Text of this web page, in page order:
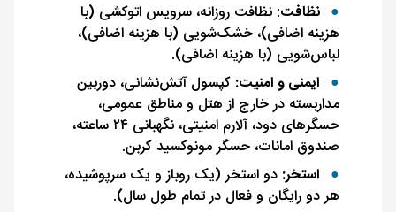
نظافت: نظافت روزانه، سرویس اتوکشی (با
هزینه اضافی)، خشک‌شویی (با هزینه اضافی)،
لباس‌شویی (با هزینه اضافی).
ایمنی و امنیت: کپسول آتش‌نشانی، دوربین
مداربسته در خارج از هتل و مناطق عمومی،
حسگرهای دود، آلارم امنیتی، نگهبانی ۲۴ ساعته،
صندوق امانات، حسگر مونوکسید کربن.
استخر: دو استخر (یک روباز و یک سرپوشیده،
هر دو رایگان و فعال در تمام طول سال).